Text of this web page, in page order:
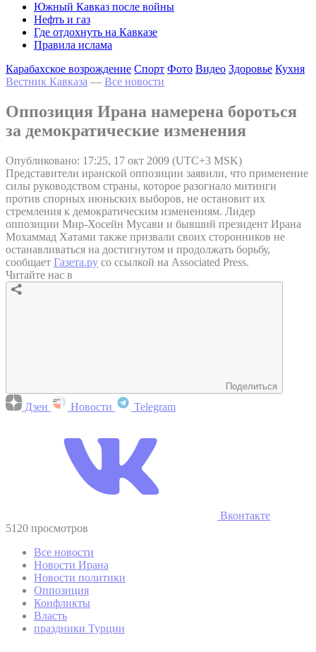
Южный Кавказ после войны
Нефть и газ
Где отдохнуть на Кавказе
Правила ислама
Карабахское возрождение Спорт Фото Видео Здоровье Кухня
Вестник Кавказа — Все новости
Оппозиция Ирана намерена бороться
за демократические изменения
Опубликовано: 17:25, 17 окт 2009 (UTC+3 MSK)
Представители иранской оппозиции заявили, что применение
силы руководством страны, которое разогнало митинги
против спорных июньских выборов, не остановит их
стремления к демократическим изменениям. Лидер
оппозиции Мир-Хосейн Мусави и бывший президент Ирана
Мохаммад Хатами также призвали своих сторонников не
останавливаться на достигнутом и продолжать борьбу,
сообщает Газета.ру со ссылкой на Associated Press.
Читайте нас в
Поделиться
Дзен Новости Telegram
Вконтакте
5120 просмотров
Все новости
Новости Ирана
Новости политики
Оппозиция
Конфликты
Власть
праздники Турции